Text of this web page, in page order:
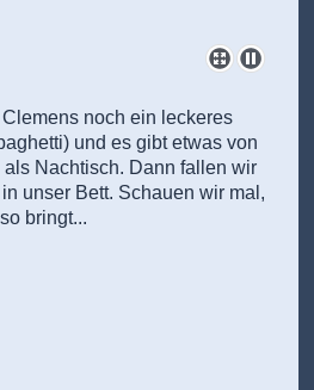
noch ein leckeres
und es gibt etwas von
Nachtisch. Dann fallen wir
unser Bett. Schauen wir mal,
bringt...